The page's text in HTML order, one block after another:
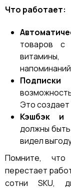
Что работает:
товаров с
витамины,
Подписки
Это создает
Кэшбэк и
должны
видел
Помните,
перестает
сотни SKU,